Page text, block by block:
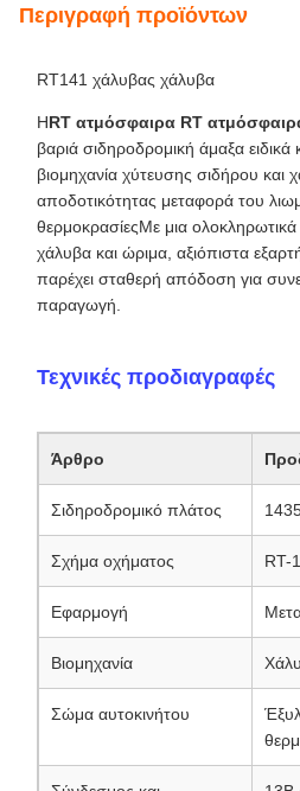
Περιγραφή προϊόντων
RT141 χάλυβας χάλυβα
ΗRT ατμόσφαιρα RT
βαριά σιδηροδρομική άμαξα
βιομηχανία χύτευσης σιδήρου και
αποδοτικότητας μεταφορά του
θερμοκρασίεςΜε μια
χάλυβα και ώριμα, αξιόπιστα
παρέχει σταθερή απόδοση για
παραγωγή.
Τεχνικές προδιαγραφές
Άρθρο
Σιδηροδρομικό πλάτος
Σχήμα οχήματος RT-
Εφαρμογή
Βιομηχανία
Σώμα αυτοκινήτου